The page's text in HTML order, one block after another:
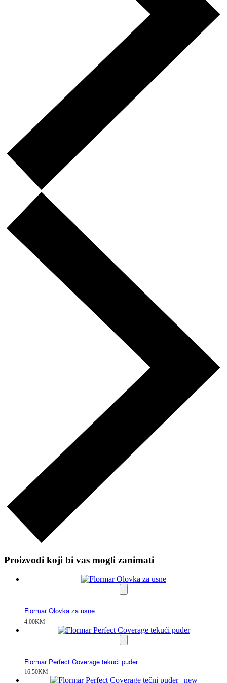
Proizvodi koji bi vas mogli zanimati
Flormar Olovka za usne
4.00KM
Flormar Perfect Coverage tekući puder
16.50KM